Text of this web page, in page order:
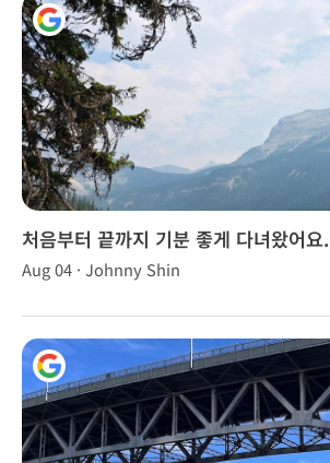
처음부터 끝까지 기분 좋게 다녀왔어요.
Aug 04 · Johnny Shin